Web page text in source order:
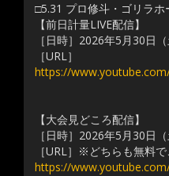
□5.31 プロ修斗・ゴリラ
【前日計量LIVE配信】
［日時］2026年5月30日
［URL］
https://
【大会見どころ配信】
［日時］2026年5月30日
［URL］※どちらも無料で
https://